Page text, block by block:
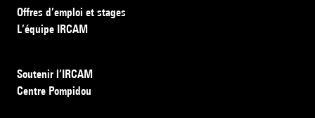
Offres d’emploi et stages
L’équipe IRCAM
Soutenir l’IRCAM
Centre Pompidou